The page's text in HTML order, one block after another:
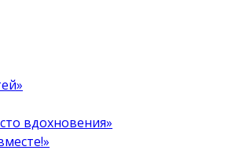
вдохновения»